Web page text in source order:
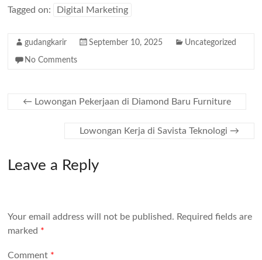
Tagged on: Digital Marketing
gudangkarir September 10, 2025 Uncategorized
No Comments
← Lowongan Pekerjaan di Diamond Baru Furniture
Lowongan Kerja di Savista Teknologi →
Leave a Reply
Your email address will not be published. Required fields are
marked *
Comment *